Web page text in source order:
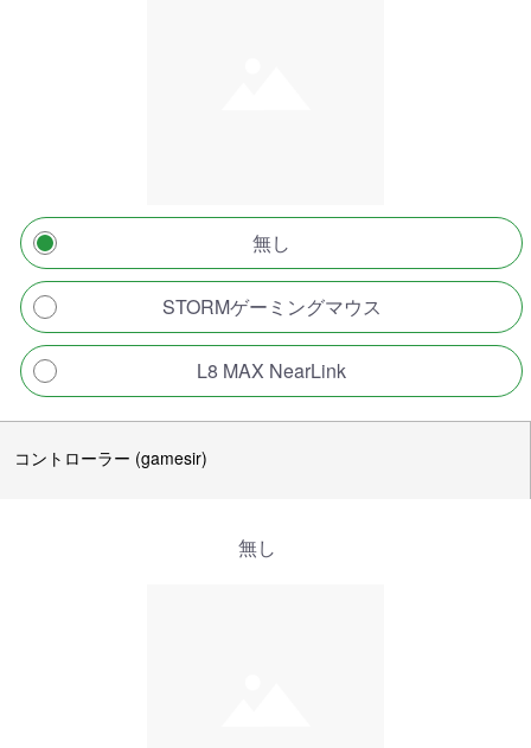
無し
STORMゲーミングマウス
L8 MAX NearLink
コントローラー (gamesir)
無し